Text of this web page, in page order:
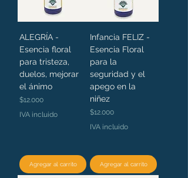
ALEGRÍA -
Esencia floral
para tristeza,
duelos, mejorar
el ánimo
Precio
$12.000
IVA incluido
Agregar al carrito
Infancia FELIZ -
Esencia Floral
para la
seguridad y el
apego en la
niñez
Precio
$12.000
IVA incluido
Agregar al carrito